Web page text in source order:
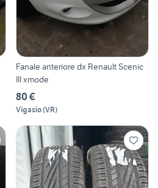
Fanale anteriore dx Renault Scenic
III xmode
80 €
Vigasio(VR)